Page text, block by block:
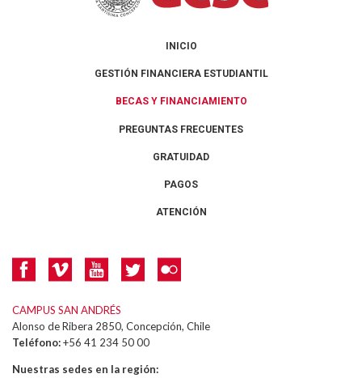
INICIO
GESTIÓN FINANCIERA ESTUDIANTIL
BECAS Y FINANCIAMIENTO
PREGUNTAS FRECUENTES
GRATUIDAD
PAGOS
ATENCIÓN
CAMPUS SAN ANDRÉS
Alonso de Ribera 2850, Concepción, Chile
Teléfono:+56 41 234 50 00
Nuestras sedes en la región: